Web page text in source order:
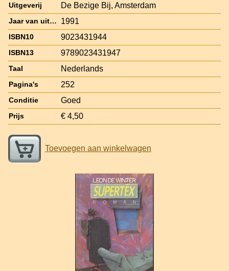
Uitgeverij De Bezige Bij, Amsterdam
Jaar van uitgave 1991
ISBN10 9023431944
ISBN13 9789023431947
Taal Nederlands
Pagina's 252
Conditie Goed
Prijs € 4,50
Toevoegen aan winkelwagen